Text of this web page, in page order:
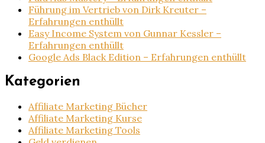
Führung im Vertrieb von Dirk Kreuter –
Erfahrungen enthüllt
Easy Income System von Gunnar Kessler –
Erfahrungen enthüllt
Google Ads Black Edition – Erfahrungen enthüllt
Kategorien
Affiliate Marketing Bücher
Affiliate Marketing Kurse
Affiliate Marketing Tools